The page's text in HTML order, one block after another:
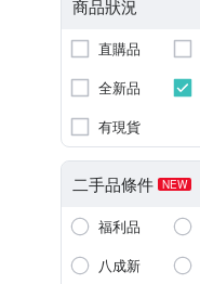
商品狀況
直購品
全新品
有現貨
二手品條件 NEW
福利品
八成新